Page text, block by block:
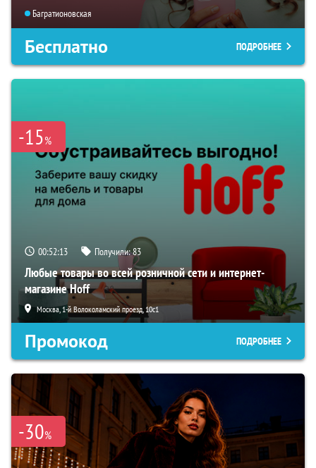
Багратионовская
Бесплатно ПОДРОБНЕЕ
-15%
00:52:12 Получили:83
Любые товары во всей розничной сети и интернет-
магазине Hoff
Москва, 1-й Волоколамский проезд, 10с1
Промокод ПОДРОБНЕЕ
-30%